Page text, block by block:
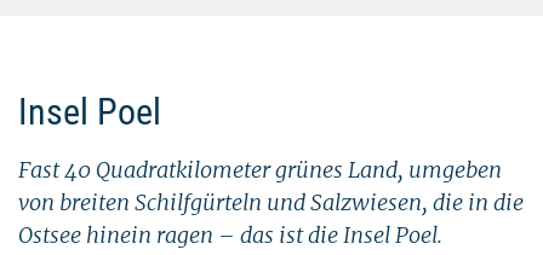
Insel Poel
Fast 40 Quadratkilometer grünes Land, umgeben
von breiten Schilfgürteln und Salzwiesen, die in die
Ostsee hinein ragen – das ist die Insel Poel.